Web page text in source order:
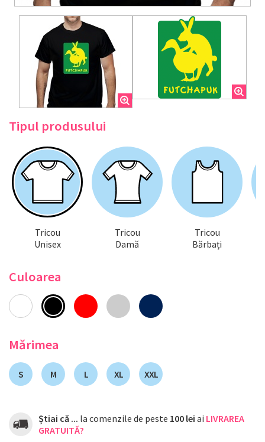
Tipul produsului
Tricou
Unisex
Tricou
Damă
Tricou
Bărbați
Culoarea
Mărimea
S M L XL XXL
Știai că ... la comenzile de peste 100 lei ai LIVRAREA
GRATUITĂ?